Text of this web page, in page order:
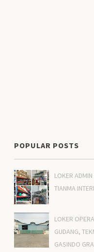
POPULAR POSTS
LOKER
TIANMA
LOKER
GUDANG,
GASINDO